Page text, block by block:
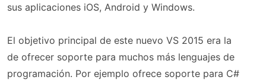
sus aplicaciones iOS, Android y Windows.
El objetivo principal de este nuevo VS 2015 era la
de ofrecer soporte para muchos más lenguajes de
programación. Por ejemplo ofrece soporte para C#